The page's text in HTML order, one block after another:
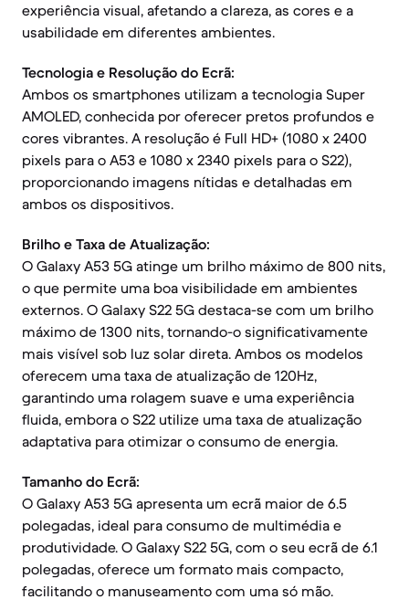
experiência visual, afetando a clareza, as cores e a
usabilidade em diferentes ambientes.
Tecnologia e Resolução do Ecrã:
Ambos os smartphones utilizam a tecnologia Super
AMOLED, conhecida por oferecer pretos profundos e
cores vibrantes. A resolução é Full HD+ (1080 x 2400
pixels para o A53 e 1080 x 2340 pixels para o S22),
proporcionando imagens nítidas e detalhadas em
ambos os dispositivos.
Brilho e Taxa de Atualização:
O Galaxy A53 5G atinge um brilho máximo de 800 nits,
o que permite uma boa visibilidade em ambientes
externos. O Galaxy S22 5G destaca-se com um brilho
máximo de 1300 nits, tornando-o significativamente
mais visível sob luz solar direta. Ambos os modelos
oferecem uma taxa de atualização de 120Hz,
garantindo uma rolagem suave e uma experiência
fluida, embora o S22 utilize uma taxa de atualização
adaptativa para otimizar o consumo de energia.
Tamanho do Ecrã:
O Galaxy A53 5G apresenta um ecrã maior de 6.5
polegadas, ideal para consumo de multimédia e
produtividade. O Galaxy S22 5G, com o seu ecrã de 6.1
polegadas, oferece um formato mais compacto,
facilitando o manuseamento com uma só mão.